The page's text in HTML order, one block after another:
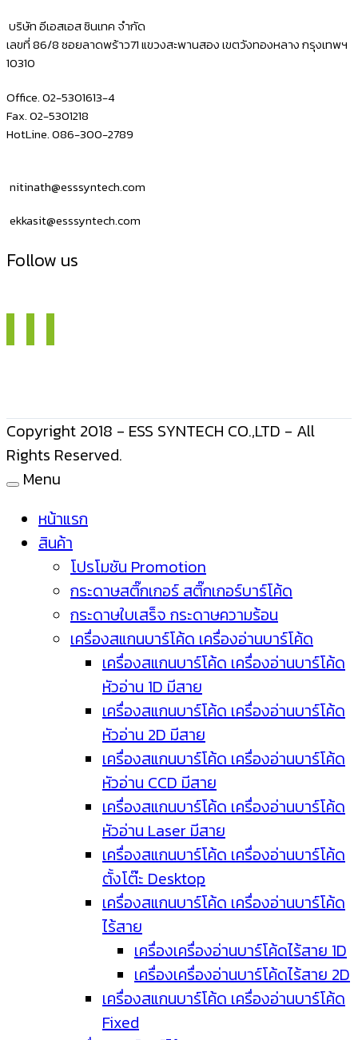
บริษัท อีเอสเอส ซินเทค จำกัด
เลขที่ 86/8 ซอยลาดพร้าว71 แขวงสะพานสอง เขตวังทองหลาง กรุงเทพฯ
10310
Office. 02-5301613-4
Fax. 02-5301218
HotLine. 086-300-2789
nitinath@esssyntech.com
ekkasit@esssyntech.com
Follow us
Copyright 2018 - ESS SYNTECH CO.,LTD - All
Rights Reserved.
Menu
หน้าแรก
สินค้า
โปรโมชัน Promotion
กระดาษสติ๊กเกอร์ สติ๊กเกอร์บาร์โค้ด
กระดาษใบเสร็จ กระดาษความร้อน
เครื่องสแกนบาร์โค้ด เครื่องอ่านบาร์โค้ด
เครื่องสแกนบาร์โค้ด เครื่องอ่านบาร์โค้ด
หัวอ่าน 1D มีสาย
เครื่องสแกนบาร์โค้ด เครื่องอ่านบาร์โค้ด
หัวอ่าน 2D มีสาย
เครื่องสแกนบาร์โค้ด เครื่องอ่านบาร์โค้ด
หัวอ่าน CCD มีสาย
เครื่องสแกนบาร์โค้ด เครื่องอ่านบาร์โค้ด
หัวอ่าน Laser มีสาย
เครื่องสแกนบาร์โค้ด เครื่องอ่านบาร์โค้ด
ตั้งโต๊ะ Desktop
เครื่องสแกนบาร์โค้ด เครื่องอ่านบาร์โค้ด
ไร้สาย
เครื่องเครื่องอ่านบาร์โค้ดไร้สาย 1D
เครื่องเครื่องอ่านบาร์โค้ดไร้สาย 2D
เครื่องสแกนบาร์โค้ด เครื่องอ่านบาร์โค้ด
Fixed